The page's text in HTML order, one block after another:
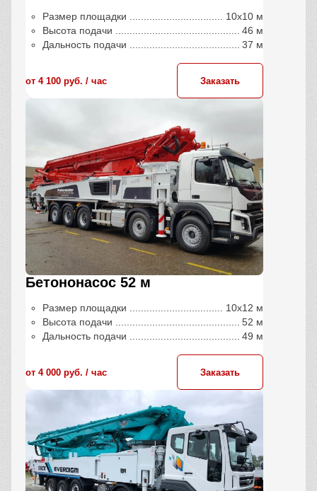
Размер площадки
10х10 м
Высота подачи
46 м
Дальность подачи
37 м
от 4 100 руб. / час Заказать
Бетононасос 52 м
Размер площадки
10х12 м
Высота подачи
52 м
Дальность подачи
49 м
от 4 000 руб. / час Заказать